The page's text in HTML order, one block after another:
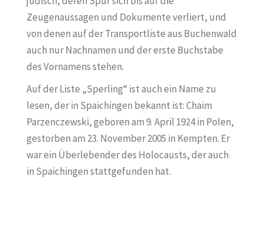
Zeugenaussagen und Dokumente verliert, und
von denen auf der Transportliste aus Buchenwald
auch nur Nachnamen und der erste Buchstabe
des Vornamens stehen.
Auf der Liste „Sperling“ ist auch ein Name zu
lesen, der in Spaichingen bekannt ist: Chaim
Parzenczewski, geboren am 9. April 1924 in Polen,
gestorben am 23. November 2005 in Kempten. Er
war ein Überlebender des Holocausts, der auch
in Spaichingen stattgefunden hat.